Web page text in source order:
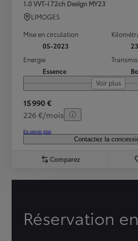
1.0 VVT-i 72ch Design MY23
LIMOGES
Mise en circulation
05-2023
Energie
Essence
Voir plus
15 990 €
226 €/mois
En savoir plus
Contactez la
Comparez
Réservation